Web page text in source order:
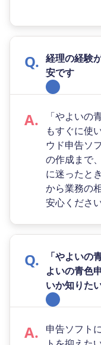
経理の経験
安です
「やよいの
もすぐに使
ウド申告ソ
の作成まで
に迷ったと
から業務の
安心ください
「やよいの
よいの青色
いか知りた
申告ソフト